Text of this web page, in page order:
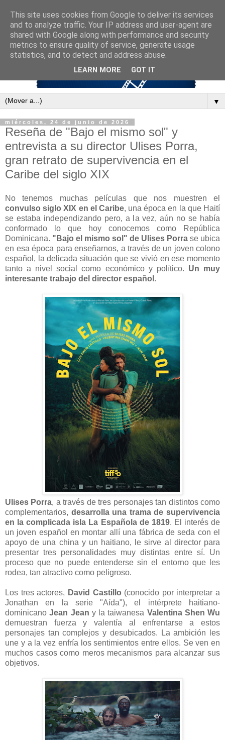
▼
miércoles, 24 de junio de 2026
Reseña de "Bajo el mismo sol" y
entrevista a su director Ulises Porra,
gran retrato de supervivencia en el
Caribe del siglo XIX
No tenemos muchas películas que nos muestren el
convulso siglo XIX en el Caribe, una época en la que Haití
se estaba independizando pero, a la vez, aún no se había
conformado lo que hoy conocemos como República
Dominicana. "Bajo el mismo sol" de Ulises Porra se ubica
en esa época para enseñarnos, a través de un joven colono
español, la delicada situación que se vivió en ese momento
tanto a nivel social como económico y político. Un muy
interesante trabajo del director español .
Ulises Porra, a través de tres personajes tan distintos como
complementarios, desarrolla una trama de supervivencia
en la complicada isla La Española de 1819. El interés de
un joven español en montar allí una fábrica de seda con el
apoyo de una china y un haitiano, le sirve al director para
presentar tres personalidades muy distintas entre sí. Un
proceso que no puede entenderse sin el entorno que les
rodea, tan atractivo como peligroso.
Los tres actores, David Castillo (conocido por interpretar a
Jonathan en la serie "Aída"), el intérprete haitiano-
dominicanoJean Jean y la taiwanesa Valentina Shen Wu
demuestran fuerza y valentía al enfrentarse a estos
personajes tan complejos y desubicados. La ambición les
une y a la vez enfría los sentimientos entre ellos. Se ven en
muchos casos como meros mecanismos para alcanzar sus
objetivos.
This site uses cookies from Google to deliver its services
and to analyze traffic. Your IP address and user-agent are
shared with Google along with performance and security
metrics to ensure quality of service, generate usage
statistics, and to detect and address abuse.
LEARN MORE GOT IT